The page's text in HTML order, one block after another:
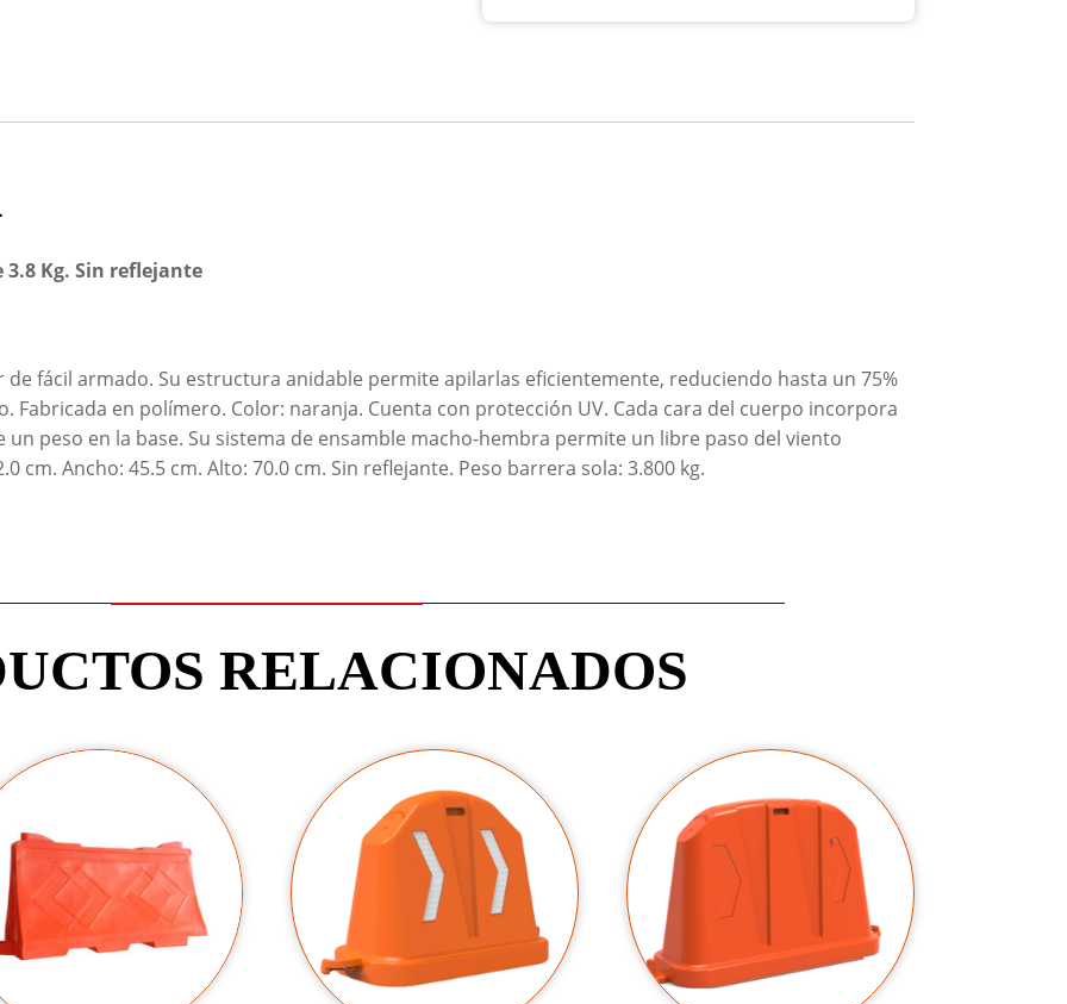
Kg. Sin reflejante
fácil armado. Su estructura anidable permite apilarlas eficientemente, reduciendo hasta un 75%
Fabricada en polímero. Color: naranja. Cuenta con protección UV. Cada cara del cuerpo incorpora
peso en la base. Su sistema de ensamble macho-hembra permite un libre paso del viento
cm. Ancho: 45.5 cm. Alto: 70.0 cm. Sin reflejante. Peso barrera sola: 3.800 kg.
RELACIONADOS